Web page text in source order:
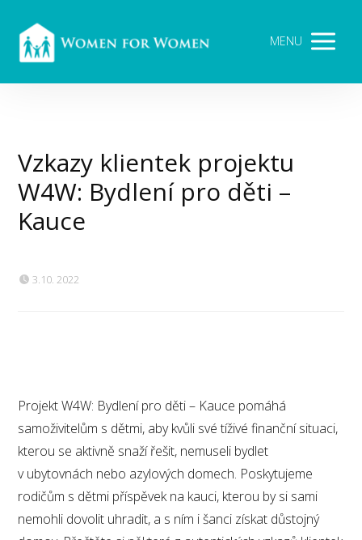
MENU
Vzkazy klientek projektu
W4W: Bydlení pro děti –
Kauce
3.10. 2022
Projekt W4W: Bydlení pro děti – Kauce pomáhá
samoživitelům s dětmi, aby kvůli své tíživé finanční situaci,
kterou se aktivně snaží řešit, nemuseli bydlet
v ubytovnách nebo azylových domech. Poskytujeme
rodičům s dětmi příspěvek na kauci, kterou by si sami
nemohli dovolit uhradit, a s ním i šanci získat důstojný